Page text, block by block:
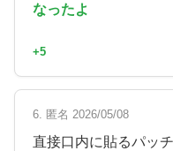
なったよ
+5
6. 匿名 2026/05/08
直接口内に貼るパッ